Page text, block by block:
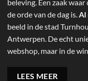
beleving. Een zaak
de orde van de dag is.Al
beeld in de stad
Antwerpen. De echt
webshop, maar in de
LEES MEER